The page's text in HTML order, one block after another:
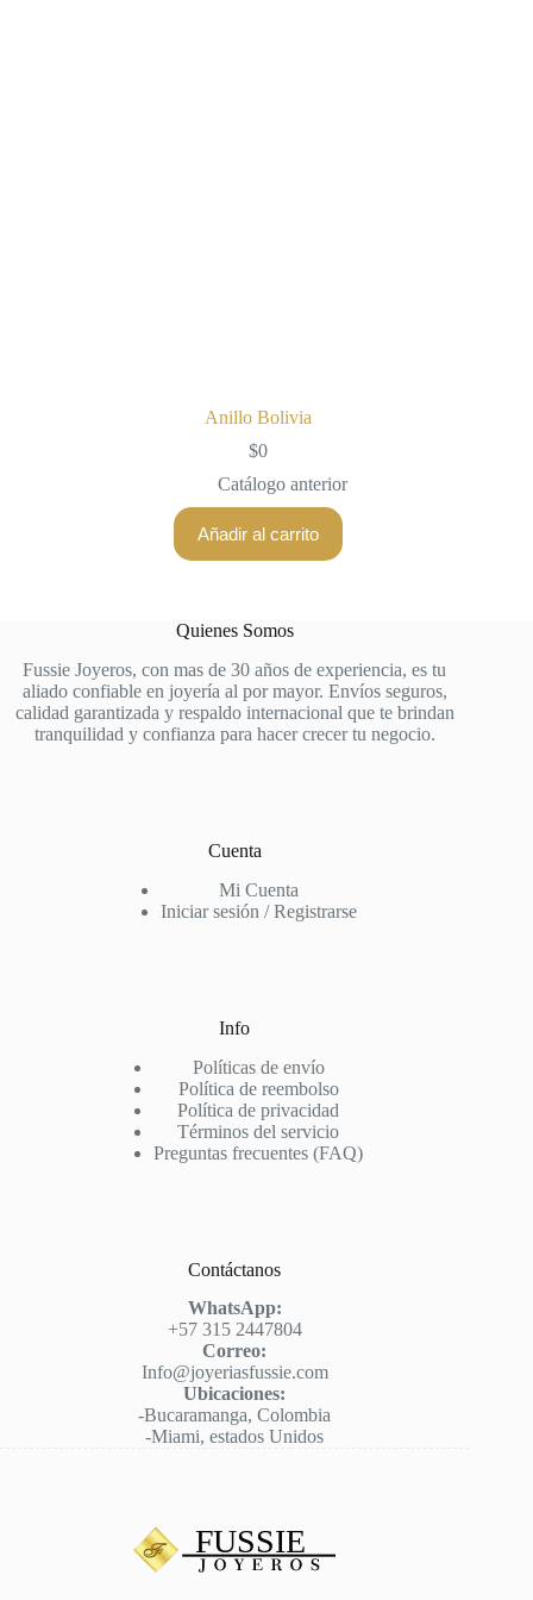
Anillo Bolivia
$0
Catálogo anterior
Añadir al carrito
Quienes Somos
Fussie Joyeros, con mas de 30 años de experiencia, es tu
aliado confiable en joyería al por mayor. Envíos seguros,
calidad garantizada y respaldo internacional que te brindan
tranquilidad y confianza para hacer crecer tu negocio.
Cuenta
Mi Cuenta
Iniciar sesión / Registrarse
Info
Políticas de envío
Política de reembolso
Política de privacidad
Términos del servicio
Preguntas frecuentes (FAQ)
Contáctanos
WhatsApp:
+57 315 2447804
Correo:
Info@joyeriasfussie.com
Ubicaciones:
-Bucaramanga, Colombia
-Miami, estados Unidos